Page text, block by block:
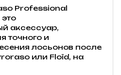
Professional
аксессуар,
точного и
лосьонов после
или Floïd, на